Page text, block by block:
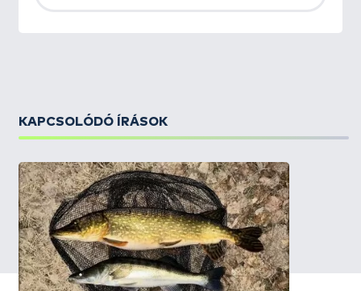
KAPCSOLÓDÓ ÍRÁSOK